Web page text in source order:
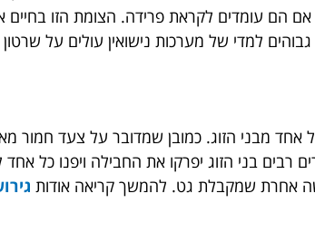
הם עומדים לקראת פרידה. הצומת הזו בחיים
למדי של מערכות נישואין עולים על
מבני הזוג. כמובן שמדובר על צעד חמור
בני הזוג יפרקו את החבילה ויפנו כל
אחרת שמקבלת גט. להמשך קריאה אודות